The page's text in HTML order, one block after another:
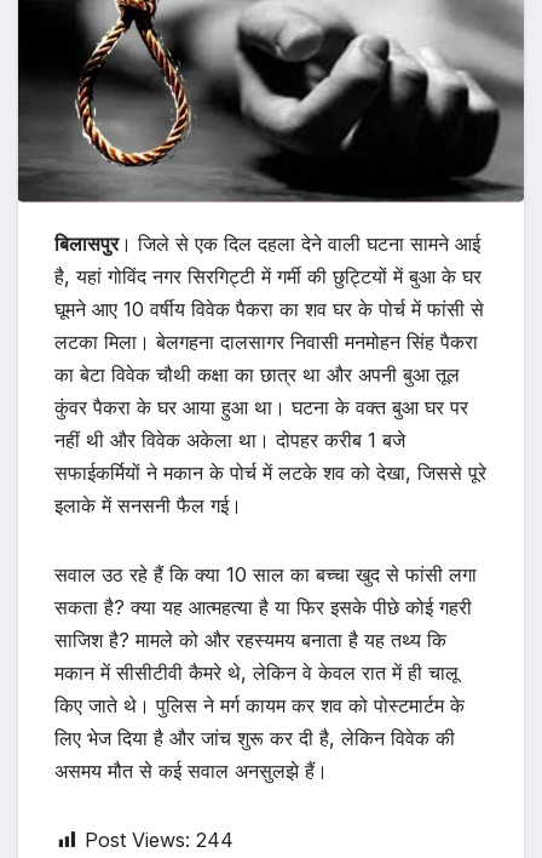
बिलासपुर। जिले से एक दिल दहला देने वाली घटना सामने आई
है, यहां गोविंद नगर सिरगिट्टी में गर्मी की छुट्टियों में बुआ के घर
घूमने आए 10 वर्षीय विवेक पैकरा का शव घर के पोर्च में फांसी से
लटका मिला। बेलगहना दालसागर निवासी मनमोहन सिंह पैकरा
का बेटा विवेक चौथी कक्षा का छात्र था और अपनी बुआ तूल
कुंवर पैकरा के घर आया हुआ था। घटना के वक्त बुआ घर पर
नहीं थी और विवेक अकेला था। दोपहर करीब 1 बजे
सफाईकर्मियों ने मकान के पोर्च में लटके शव को देखा, जिससे पूरे
इलाके में सनसनी फैल गई।
सवाल उठ रहे हैं कि क्या 10 साल का बच्चा खुद से फांसी लगा
सकता है? क्या यह आत्महत्या है या फिर इसके पीछे कोई गहरी
साजिश है? मामले को और रहस्यमय बनाता है यह तथ्य कि
मकान में सीसीटीवी कैमरे थे, लेकिन वे केवल रात में ही चालू
किए जाते थे। पुलिस ने मर्ग कायम कर शव को पोस्टमार्टम के
लिए भेज दिया है और जांच शुरू कर दी है, लेकिन विवेक की
असमय मौत से कई सवाल अनसुलझे हैं।
Post Views: 244